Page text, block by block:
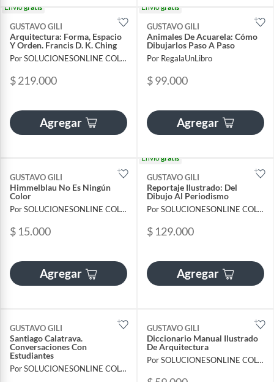
Envíogratis
GUSTAVO GILI
Arquitectura: Forma, Espacio
Y Orden. Francis D. K. Ching
Por SOLUCIONESONLINE COLOMBIA SAS
$ 219.000
Agregar
Envíogratis
GUSTAVO GILI
Animales De Acuarela: Cómo
Dibujarlos Paso A Paso
Por RegalaUnLibro
$ 99.000
Agregar
GUSTAVO GILI
Himmelblau No Es Ningún
Color
Por SOLUCIONESONLINE COLOMBIA SAS
$ 15.000
Agregar
Envíogratis
GUSTAVO GILI
Reportaje Ilustrado: Del
Dibujo Al Periodismo
Por SOLUCIONESONLINE COLOMBIA SAS
$ 129.000
Agregar
GUSTAVO GILI
Santiago Calatrava.
Conversaciones Con
Estudiantes
Por SOLUCIONESONLINE COLOMBIA SAS
GUSTAVO GILI
Diccionario Manual Ilustrado
De Arquitectura
Por SOLUCIONESONLINE COLOMBIA SAS